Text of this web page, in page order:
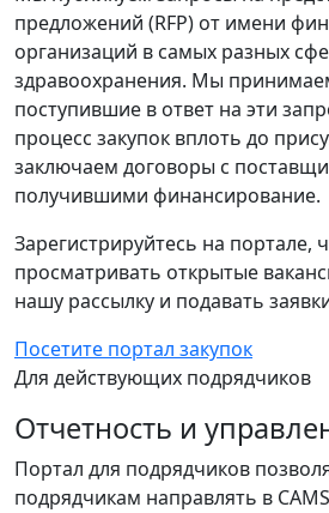
предложений (RFP) от имени
организаций в самых разных
здравоохранения. Мы
поступившие в ответ на эти
процесс закупок вплоть до
заключаем договоры с
получившими финансирование.
Зарегистрируйтесь на портале,
просматривать открытые
нашу рассылку и подавать
Посетите портал закупок
Для действующих подрядчиков
Отчетность и
Портал для подрядчиков
подрядчикам направлять в